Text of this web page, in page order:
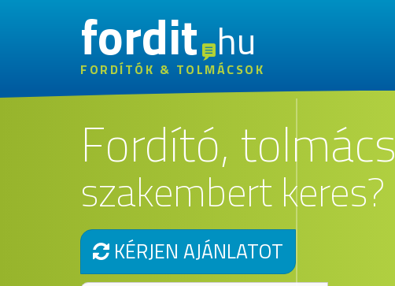
fordithu
FORDÍTÓK & TOLMÁCSOK
Fordító, tolmács
szakembert keres?
KÉRJEN AJÁNLATOT